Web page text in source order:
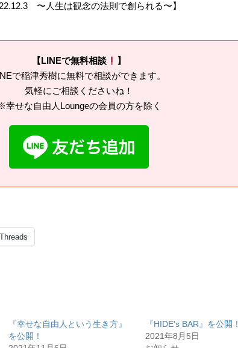
〜人生は観念の法則で創られる〜】
【LINEで無料相談
】
で稲津秀樹に無料で相談ができます。
気軽にご相談くださいね！
幸せな自由人Loungeの会員の方を除く
Threads
『幸せな自由人という生き方』
を公開！
『HIDE's BAR』を公開！
2021年8月5日